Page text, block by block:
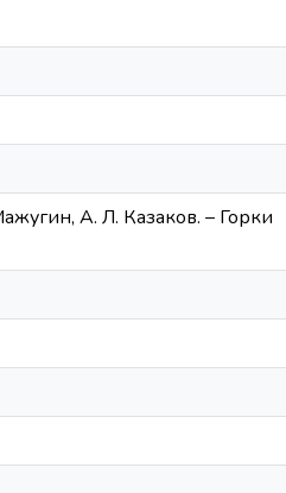
А. Л. Казаков. – Горки